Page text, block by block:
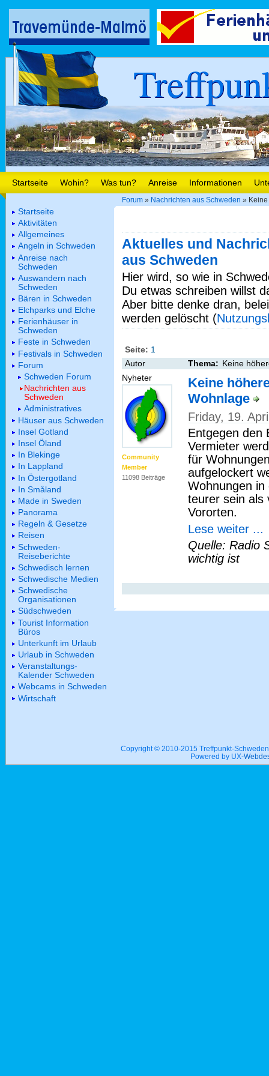
Startseite Wohin? Was tun? Anreise Informationen
Forum » Nachrichten aus Schweden »
Aktuelles und
aus Schweden
Hier wird, so wie in
Du etwas schreiben willst
Aber bitte denke dran,
werden gelöscht (
Seite: 1
Autor
Thema: Keine
Nyheter
Community
Member
11098 Beiträge
Keine
Wohnlage
Friday, 19.
Entgegen den
Vermieter
für
aufgelockert
Wohnungen
teurer sein als
Vororten.
Lese weiter ...
Quelle: Radio
wichtig ist
Startseite
Aktivitäten
Allgemeines
Angeln in Schweden
Anreise nach
Schweden
Auswandern nach
Schweden
Bären in Schweden
Elchparks und Elche
Ferienhäuser in
Schweden
Feste in Schweden
Festivals in Schweden
Forum
Schweden Forum
Nachrichten aus
Schweden
Administratives
Häuser aus Schweden
Insel Gotland
Insel Öland
In Blekinge
In Lappland
In Östergotland
In Småland
Made in Sweden
Panorama
Regeln & Gesetze
Reisen
Schweden-
Reiseberichte
Schwedisch lernen
Schwedische Medien
Schwedische
Organisationen
Südschweden
Tourist Information
Büros
Unterkunft im Urlaub
Urlaub in Schweden
Veranstaltungs-
Kalender Schweden
Webcams in Schweden
Wirtschaft
Copyright © 2010-2015 Treffpunkt-
Powered by UX-